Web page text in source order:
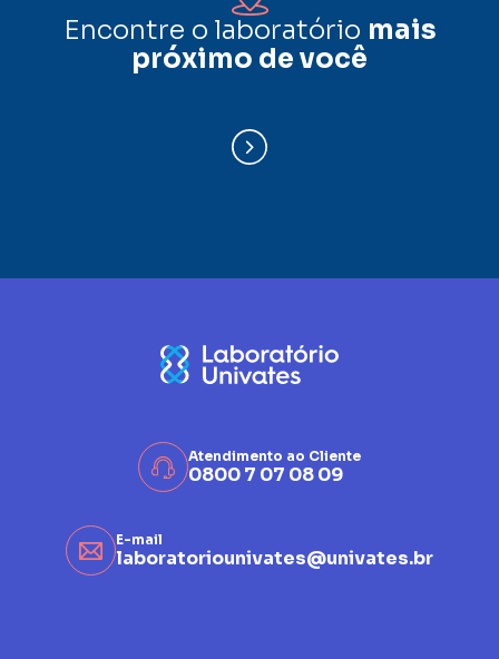
Encontre o laboratório mais
próximo de você
Atendimento ao Cliente
0800 7 07 08 09
E-mail
laboratoriounivates@univates.br